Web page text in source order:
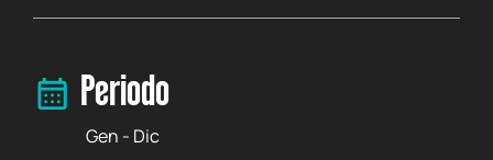
Periodo
Gen - Dic